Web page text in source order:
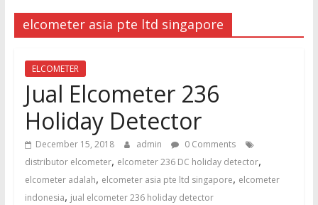
Sand
Blasting
Jual
Pasir
Garnet
untuk
sandblasting
dan
elcometer asia pte ltd singapore
ELCOMETER
Jual Elcometer 236
Holiday Detector
December 15, 2018 admin
0 Comments
distributor elcometer, elcometer 236 DC holiday detector,
elcometer adalah, elcometer asia pte ltd singapore, elcometer
indonesia, jual elcometer 236 holiday detector